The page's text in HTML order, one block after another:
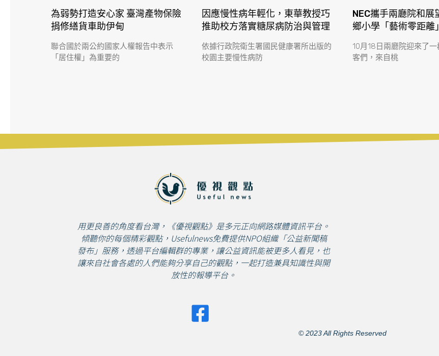
為弱勢打造安心家 臺灣產物保險
捐修繕貨車助伊甸
聯合國於兩公約國家人權報告中表示
「居住權」為重要的
因應慢性病年輕化，東華教授巧
推助校方落實糖尿病防治與管理
依據行政院衛生署國民健康署所出版的
校園主要慢性病防
NEC攜手兩廳院和展
鄉小學「藝術零距離」
10月18日兩廳院迎來了
客們，來自桃
用更良善的角度看台灣，《優視觀點》是多元正向網路媒體資訊平台。
傾聽你的每個精彩觀點，Usefulnews免費提供NPO組織「公益新聞稿
發布」服務，透過平台編輯群的專業，讓公益資訊能被更多人看見，也
讓來自社會各處的人們能夠分享自己的觀點，一起打造兼具知識性與開
放性的報導平台。
© 2023 All Rights Reserved